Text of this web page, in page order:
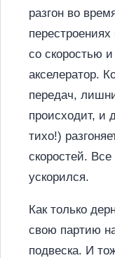
разгон во
со скоростью
акселератор.
передач,
происходит, и
тихо!)
скоростей.
ускорился.
Как только
свою партию
подвеска. И